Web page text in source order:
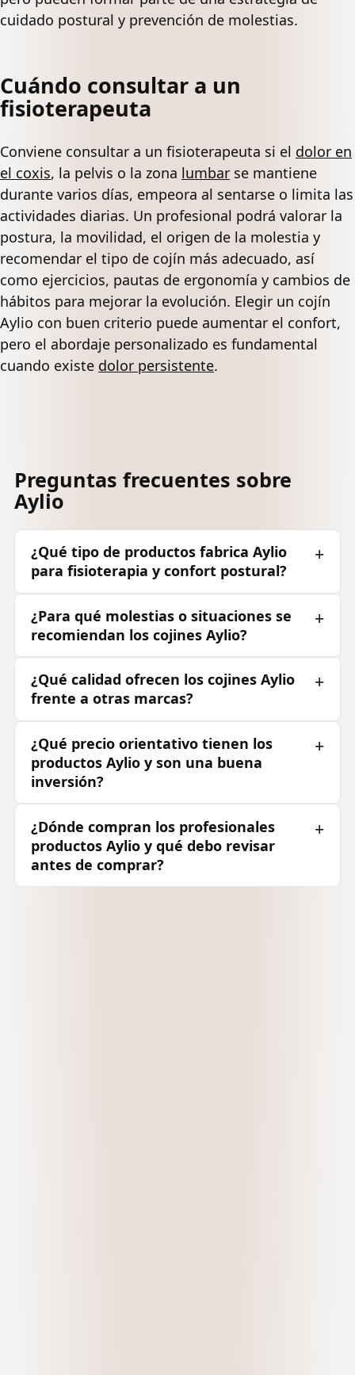
cuidado postural y prevención de molestias.
Cuándo consultar a un
fisioterapeuta
Conviene consultar a un fisioterapeuta si el dolor en
el coxis, la pelvis o la zona lumbar se mantiene
durante varios días, empeora al sentarse o limita las
actividades diarias. Un profesional podrá valorar la
postura, la movilidad, el origen de la molestia y
recomendar el tipo de cojín más adecuado, así
como ejercicios, pautas de ergonomía y cambios de
hábitos para mejorar la evolución. Elegir un cojín
Aylio con buen criterio puede aumentar el confort,
pero el abordaje personalizado es fundamental
cuando existe dolor persistente.
Preguntas frecuentes sobre
Aylio
¿Qué tipo de productos fabrica Aylio
para fisioterapia y confort postural?
¿Para qué molestias o situaciones se
recomiendan los cojines Aylio?
¿Qué calidad ofrecen los cojines Aylio
frente a otras marcas?
¿Qué precio orientativo tienen los
productos Aylio y son una buena
inversión?
¿Dónde compran los profesionales
productos Aylio y qué debo revisar
antes de comprar?